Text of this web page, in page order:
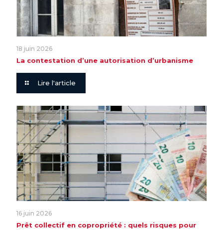
18 juin 2026
La contestation d’une autorisation d’urbanisme
Lire l'article
16 juin 2026
Prêt collectif en copropriété : quels risques pour